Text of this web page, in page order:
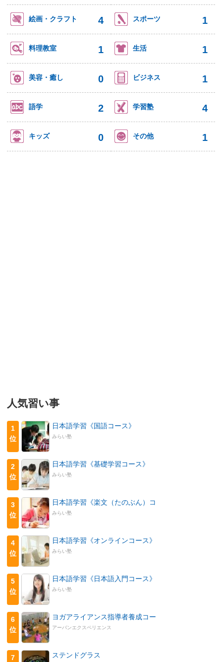
絵画・クラフト 4 スポーツ 1
料理教室 1 生活 1
美容・癒し 0 ビジネス 1
語学 2 学習塾 4
キッズ 0 その他 1
人気習い事
1
位
日本語学習《国語コース》
みらい塾
2
位
日本語学習《基礎学習コース》
みらい塾
3
位
日本語学習《楽文（たのぶん）コ
みらい塾
4
位
日本語学習《オンラインコース》
みらい塾
5
位
日本語学習《日本語入門コース》
みらい塾
6
位
ヨガアライアンス指導者養成コー
アーバンエクスペリエンス
7
ステンドグラス